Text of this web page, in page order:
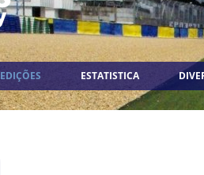
EDIÇÕES ESTATISTICA